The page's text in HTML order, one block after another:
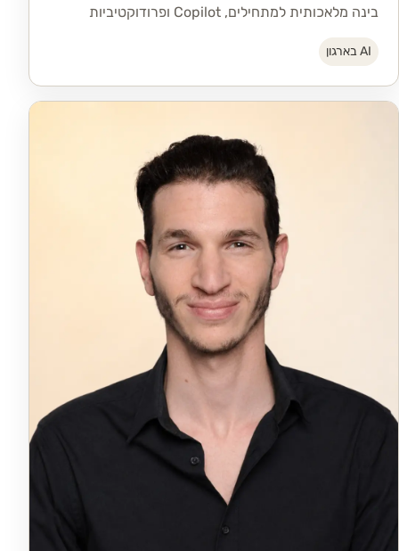
בינה מלאכותית למתחילים, Copilot ופרודוקטיביות
AI בארגון